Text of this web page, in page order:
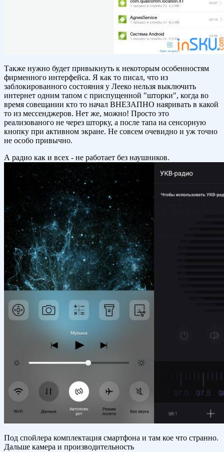
Также нужно будет привыкнуть к некоторым особенностям
фирменного интерфейса. Я как то писал, что из
заблокированного состояния у Лееко нельзя выключить
интернет одним тапом с приспущенной "шторки", когда во
время совещании кто то начал ВНЕЗАПНО наяривать в какой
то из мессенджеров. Нет же, можно! Просто это
реализованого не через шторку, а после тапа на сенсорную
кнопку при активном экране. Не совсем очевидно и уж точно
не особо привычно.
А радио как и всех - не работает без наушников.
Под спойлера комплектация смартфона и там кое что странно.
Дальше камера и производительность